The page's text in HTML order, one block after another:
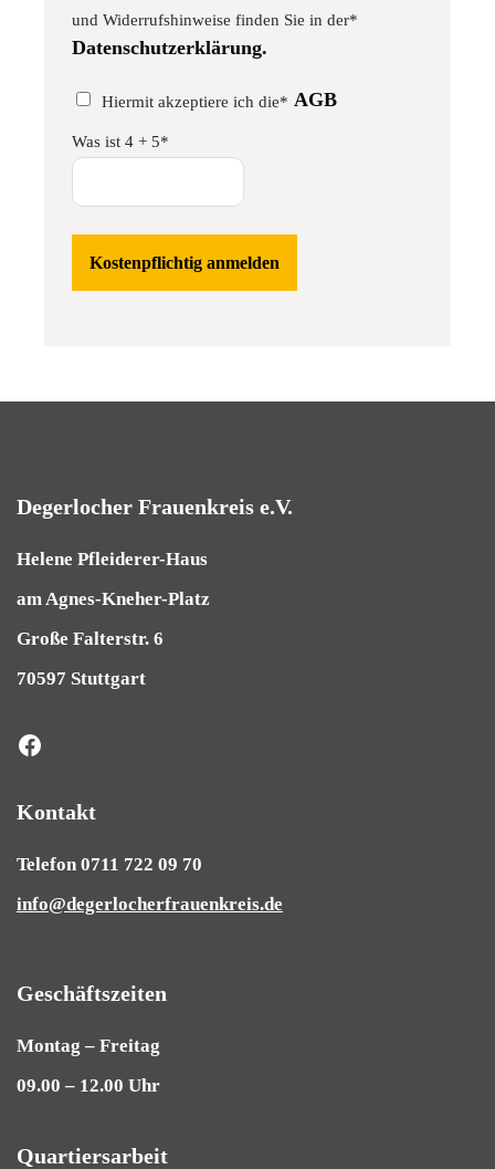
und Widerrufshinweise finden Sie in der*
Datenschutzerklärung.
Hiermit akzeptiere ich die* AGB
Was ist 4 + 5*
Degerlocher Frauenkreis e.V.
Helene Pfleiderer-Haus
am Agnes-Kneher-Platz
Große Falterstr. 6
70597 Stuttgart
Kontakt
Telefon 0711 722 09 70
info@degerlocherfrauenkreis.de
Geschäftszeiten
Montag – Freitag
09.00 – 12.00 Uhr
Quartiersarbeit